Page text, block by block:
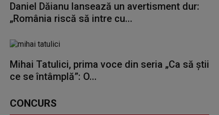
Daniel Dăianu lansează un avertisment dur:
„România riscă să intre cu...
Mihai Tatulici, prima voce din seria „Ca să știi
ce se întâmplă”: O...
CONCURS